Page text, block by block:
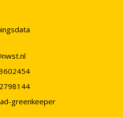
greenkeeper